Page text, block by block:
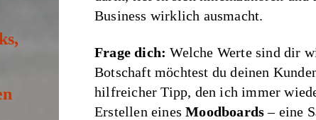
Business wirklich ausmacht.
Frage dich: Welche Werte sind dir
Botschaft möchtest du deinen
hilfreicher Tipp, den ich immer
Erstellen einesMoodboards– eine